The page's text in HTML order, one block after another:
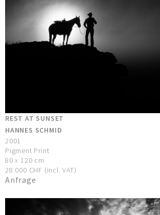
REST AT SUNSET
HANNES SCHMID
2001
Pigment Print
80 x 120 cm
28.000 CHF (incl. VAT)
Anfrage